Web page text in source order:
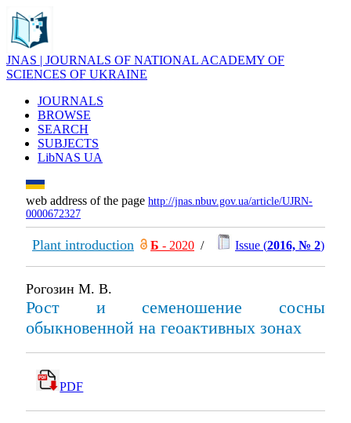
JNAS | JOURNALS OF NATIONAL ACADEMY OF
SCIENCES OF UKRAINE
JOURNALS
BROWSE
SEARCH
SUBJECTS
LibNAS UA
web address of the page http://jnas.nbuv.gov.ua/article/UJRN-
0000672327
Plant introduction Б - 2020 / Issue (2016, № 2)
Рогозин М. В.
Рост и семеношение сосны
обыкновенной на геоактивных зонах
PDF